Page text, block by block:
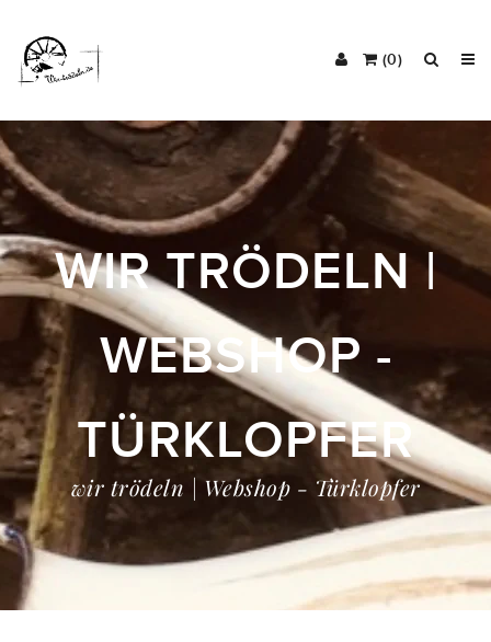
(0)
WIR TRÖDELN |
WEBSHOP -
TÜRKLOPFER
wir trödeln | Webshop - Türklopfer